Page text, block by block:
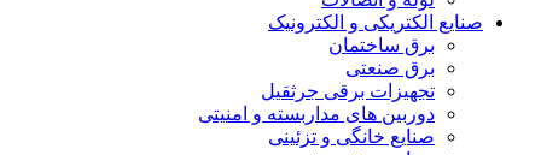
صنایع الکتریکی و الکترونیک
برق ساختمان
برق صنعتی
تجهیزات برقی جرثقیل
دوربین های مداربسته و امنیتی
صنایع خانگی و تزئینی